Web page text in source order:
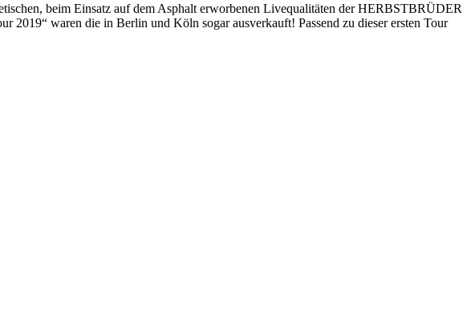
beim Einsatz auf dem Asphalt erworbenen Livequalitäten der HERBSTBRÜDER
2019“ waren die in Berlin und Köln sogar ausverkauft! Passend zu dieser ersten Tour